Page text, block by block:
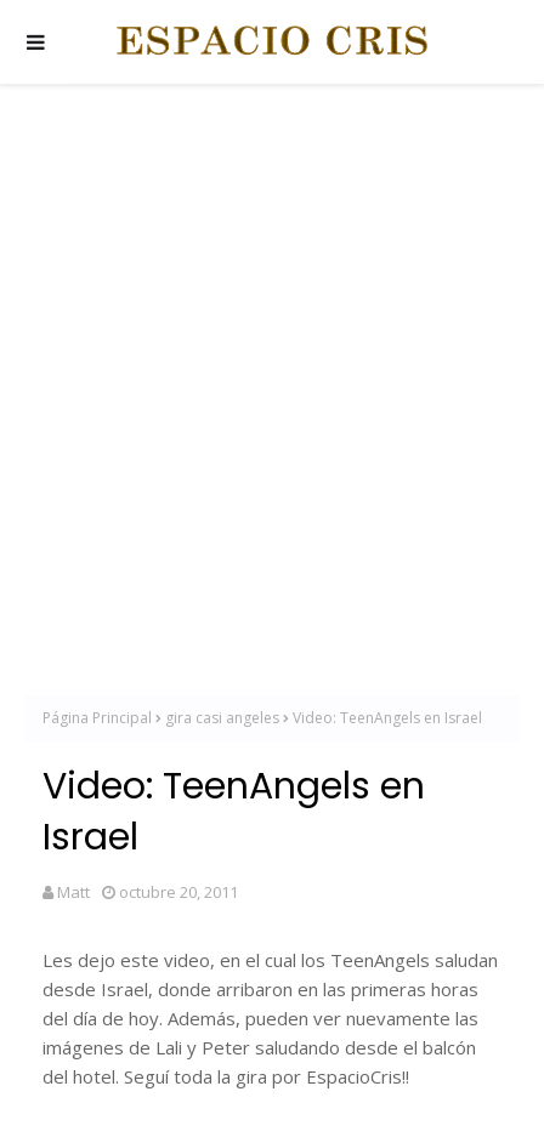
Página Principal gira casi angeles Video: TeenAngels en Israel
Video: TeenAngels en
Israel
Matt octubre 20, 2011
Les dejo este video, en el cual los TeenAngels saludan
desde Israel, donde arribaron en las primeras horas
del día de hoy. Además, pueden ver nuevamente las
imágenes de Lali y Peter saludando desde el balcón
del hotel. Seguí toda la gira por EspacioCris!!